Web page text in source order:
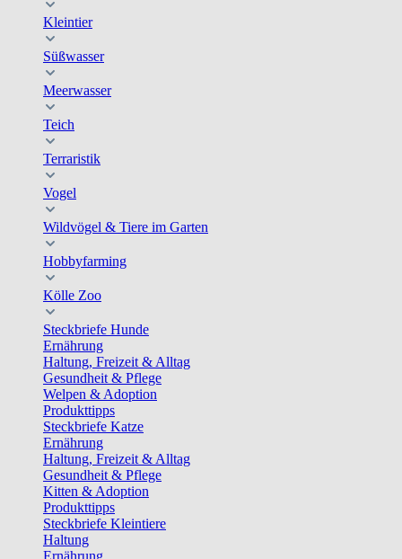
Kleintier
Süßwasser
Meerwasser
Teich
Terraristik
Vogel
Wildvögel & Tiere im Garten
Hobbyfarming
Kölle Zoo
Steckbriefe Hunde
Ernährung
Haltung, Freizeit & Alltag
Gesundheit & Pflege
Welpen & Adoption
Produkttipps
Steckbriefe Katze
Ernährung
Haltung, Freizeit & Alltag
Gesundheit & Pflege
Kitten & Adoption
Produkttipps
Steckbriefe Kleintiere
Haltung
Ernährung